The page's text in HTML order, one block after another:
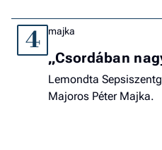
4 majka
„Csordában
Lemondta
Majoros Péter Majka.